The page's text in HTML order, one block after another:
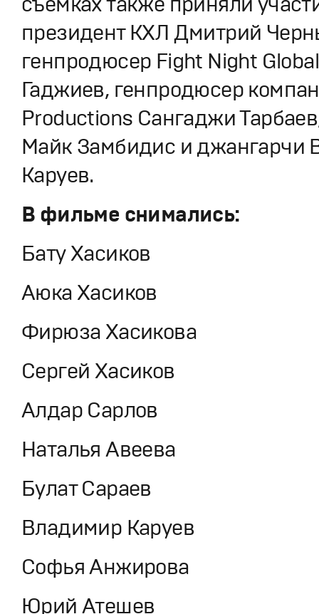
президент КХЛ Дмитрий
генпродюсер Fight Night
Гаджиев, генпродюсер
Productions Сангаджи
Майк Замбидис и джангарчи
Каруев.
В фильме снимались:
Бату Хасиков
Аюка Хасиков
Фирюза Хасикова
Сергей Хасиков
Алдар Сарлов
Наталья Авеева
Булат Сараев
Владимир Каруев
Софья Анжирова
Юрий Атешев